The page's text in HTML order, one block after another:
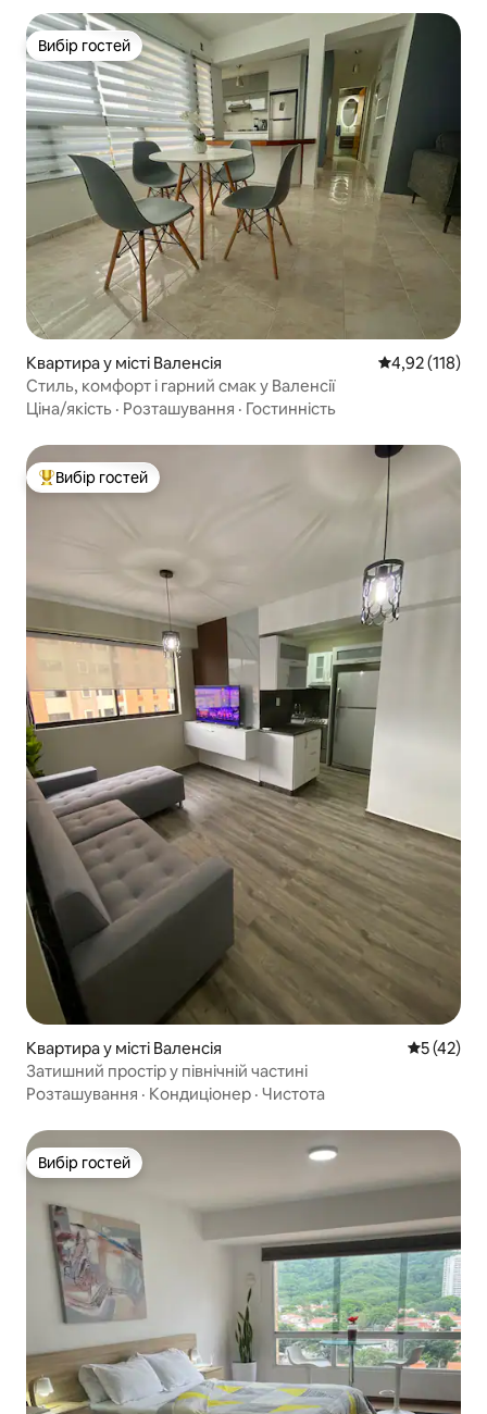
Вибір гостей
Вибір гостей
Квартира у місті Валенсія Середня
4,92 (118)
Стиль, комфорт і гарний смак у Валенсії
Ціна/якість · Розташування · Гостинність
Топ вибір гостей
Вибір гостей
Квартира у місті Валенсія Середня
5 (42)
Затишний простір у північній частині
Розташування · Кондиціонер · Чистота
Вибір гостей
Вибір гостей